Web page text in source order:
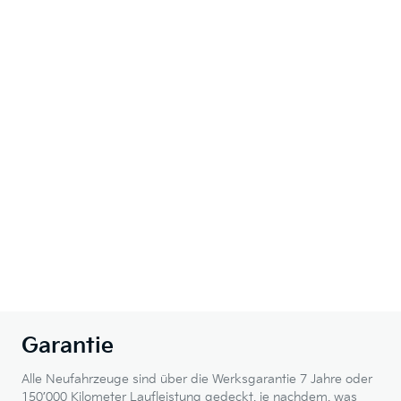
Garantie
Alle Neufahrzeuge sind über die Werksgarantie 7 Jahre oder
150’000 Kilometer Laufleistung gedeckt, je nachdem, was